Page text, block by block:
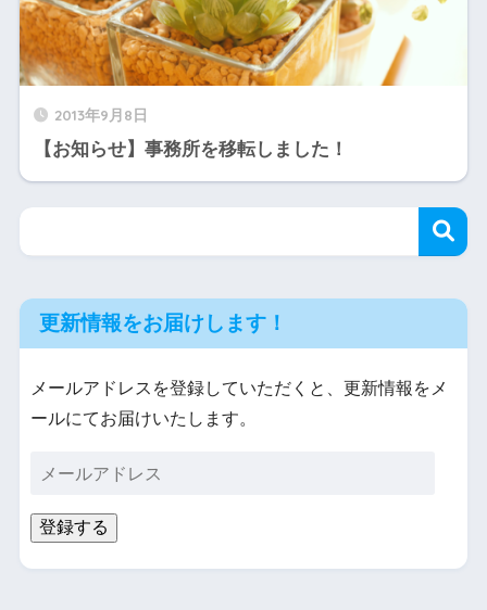
2013年9月8日
【お知らせ】事務所を移転しました！
更新情報をお届けします！
メールアドレスを登録していただくと、更新情報をメ
ールにてお届けいたします。
登録する